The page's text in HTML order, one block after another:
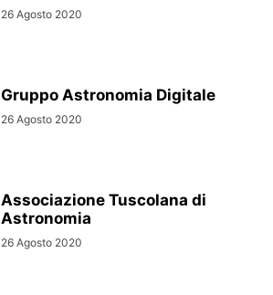
26 Agosto 2020
Gruppo Astronomia Digitale
26 Agosto 2020
Associazione Tuscolana di
Astronomia
26 Agosto 2020